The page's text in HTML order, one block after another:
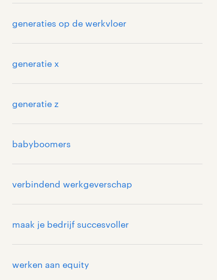
generaties op de werkvloer
generatie x
generatie z
babyboomers
verbindend werkgeverschap
maak je bedrijf succesvoller
werken aan equity